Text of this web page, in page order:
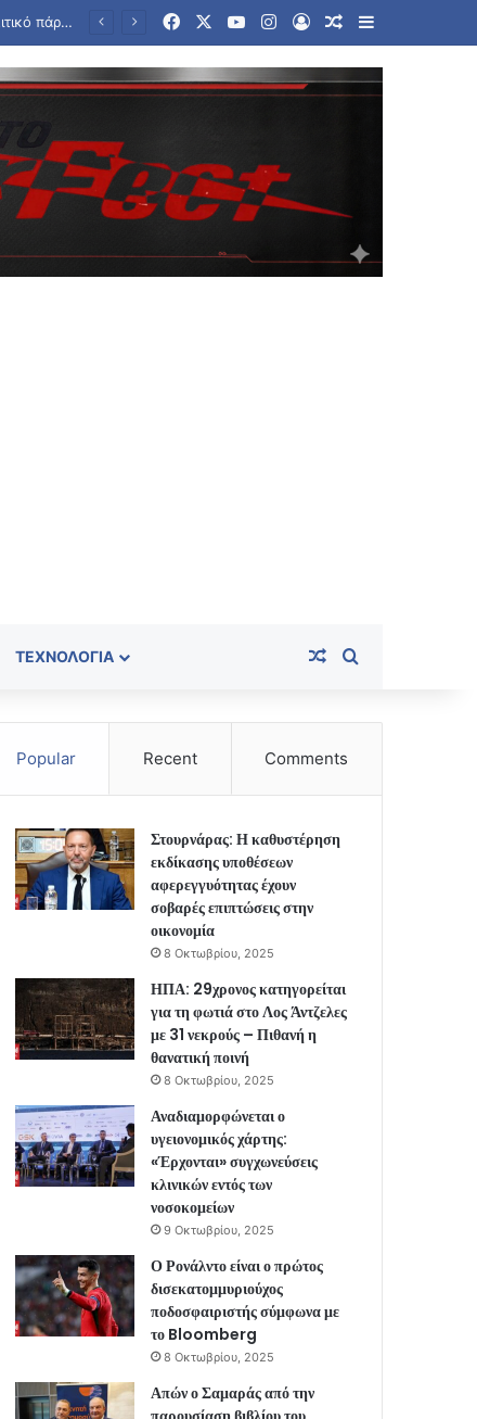
FacebookYouTubeInstagram
Log InRandom Article
Sidebar
ΤΕΧΝΟΛΟΓΊΑ Random Article
Popular Recent Comments
Στουρνάρας: Η καθυστέρηση
εκδίκασης υποθέσεων
αφερεγγυότητας έχουν
σοβαρές επιπτώσεις στην
οικονομία
8 Οκτωβρίου, 2025
ΗΠΑ: 29χρονος κατηγορείται
για τη φωτιά στο Λος Άντζελες
με 31 νεκρούς – Πιθανή η
θανατική ποινή
8 Οκτωβρίου, 2025
Αναδιαμορφώνεται ο
υγειονομικός χάρτης:
«Έρχονται» συγχωνεύσεις
κλινικών εντός των
νοσοκομείων
9 Οκτωβρίου, 2025
Ο Ρονάλντο είναι ο πρώτος
δισεκατομμυριούχος
ποδοσφαιριστής σύμφωνα με
το Bloomberg
8 Οκτωβρίου, 2025
Απών ο Σαμαράς από την